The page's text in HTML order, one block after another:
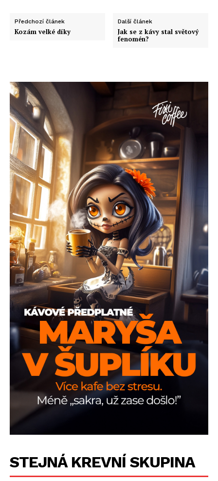
Předchozí článek
Kozám velké díky
Další článek
Jak se z kávy stal světový
fenomén?
STEJNÁ KREVNÍ SKUPINA